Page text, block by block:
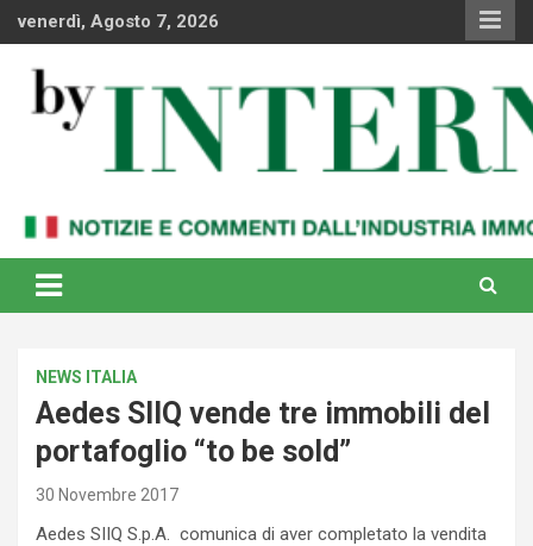
venerdì, Agosto 7, 2026
By Internews
internazionale
NEWS ITALIA
Aedes SIIQ vende tre immobili del
portafoglio “to be sold”
30 Novembre 2017
Aedes SIIQ S.p.A. comunica di aver completato la vendita